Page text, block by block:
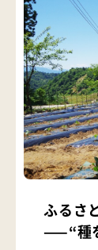
ふるさ
——“種